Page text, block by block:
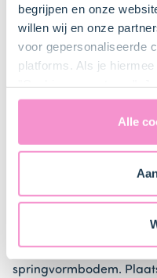
begrijpen en onze
willen wij en onze
voor gepersonaliseerde
platforms. Als je
uitdrukkelijk een
Verenigde Staten in de
ons
naar technology
Staten. Je kunt op elk
Alle
2.
springvormbodem.